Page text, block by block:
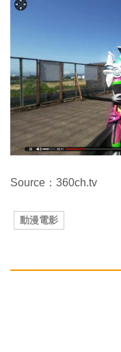
Source：360ch.tv
動漫電影